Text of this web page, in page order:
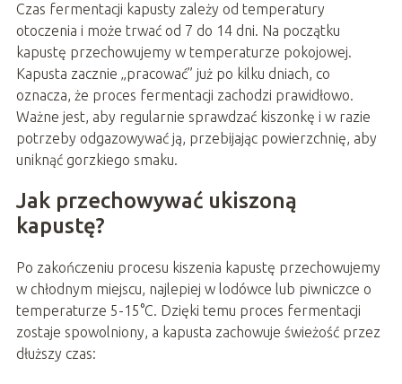
Czas fermentacji kapusty zależy od temperatury
otoczenia i może trwać od 7 do 14 dni. Na początku
kapustę przechowujemy w temperaturze pokojowej.
Kapusta zacznie „pracować” już po kilku dniach, co
oznacza, że proces fermentacji zachodzi prawidłowo.
Ważne jest, aby regularnie sprawdzać kiszonkę i w razie
potrzeby odgazowywać ją, przebijając powierzchnię, aby
uniknąć gorzkiego smaku.
Jak przechowywać ukiszoną
kapustę?
Po zakończeniu procesu kiszenia kapustę przechowujemy
w chłodnym miejscu, najlepiej w lodówce lub piwniczce o
temperaturze 5-15°C. Dzięki temu proces fermentacji
zostaje spowolniony, a kapusta zachowuje świeżość przez
dłuższy czas: